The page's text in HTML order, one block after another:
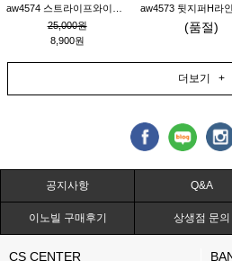
25,000원
8,900원
(품절)
더보기 +
공지사항 Q&A
이노빌 구매후기 상생점 문의
CS CENTER